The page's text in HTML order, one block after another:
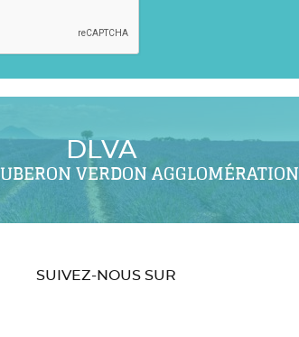
DLVA
VERDON AGGLOMÉRATION
SUIVEZ-NOUS SUR